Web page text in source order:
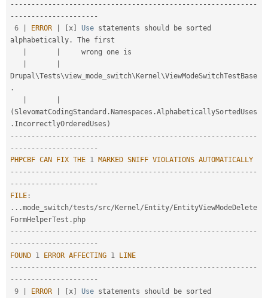
-- -- -- -- -- -- -- -- -- -- -- -- -- -- -- -- -- -- -- -- -- -- -- -- -- -- -- -- -- -
- -- -- -- -- -- -- -- -- -- --
6
ERROR [x] Use statements should be sorted
alphabetically .
The first
     wrong one is
Drupal\Tests\view_mode_switch\Kernel \ViewModeSwitchTestBase
.
(SlevomatCodingStandard .Namespaces .AlphabeticallySortedUses
. IncorrectlyOrderedUses )
-- -- -- -- -- -- -- -- -- -- -- -- -- -- -- -- -- -- -- -- -- -- -- -- -- -- -- -- -- -
- -- -- -- -- -- -- -- -- -- --
PHPCBF CAN FIX THE 1 MARKED SNIFF VIOLATIONS AUTOMATICALLY
-- -- -- -- -- -- -- -- -- -- -- -- -- -- -- -- -- -- -- -- -- -- -- -- -- -- -- -- -- -
- -- -- -- -- -- -- -- -- -- --
FILE :
. . .mode_switch/tests/src/Kernel /Entity/EntityViewModeDelete
FormHelperTest .
-- -- -- -- -- -- -- -- -- -- -- -- -- -- -- -- -- -- -- -- -- -- -- -- -- -- -- -- -- -
- -- -- -- -- -- -- -- -- -- --
FOUND 1 ERROR AFFECTING 1
LINE
-- -- -- -- -- -- -- -- -- -- -- -- -- -- -- -- -- -- -- -- -- -- -- -- -- -- -- -- -- -
- -- -- -- -- -- -- -- -- -- --
9
ERROR [x] Use statements should be sorted